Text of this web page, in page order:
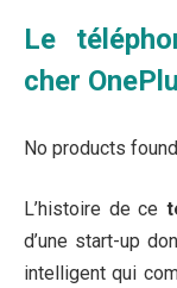
Le
cher
No products
L’histoire de ce
d’une start-up
intelligent qui